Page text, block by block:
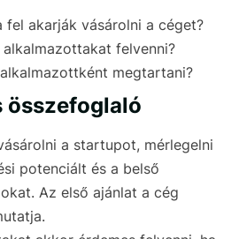
fel akarják vásárolni a céget?
felvenni?
megtartani?
összefoglaló
a startupot, mérlegelni
potenciált és a belső
Az első ajánlat a cég